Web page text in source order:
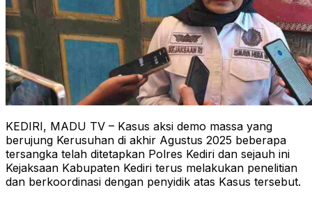
KEDIRI, MADU TV – Kasus aksi demo massa yang
berujung Kerusuhan di akhir Agustus 2025 beberapa
tersangka telah ditetapkan Polres Kediri dan sejauh ini
Kejaksaan Kabupaten Kediri terus melakukan penelitian
dan berkoordinasi dengan penyidik atas Kasus tersebut.